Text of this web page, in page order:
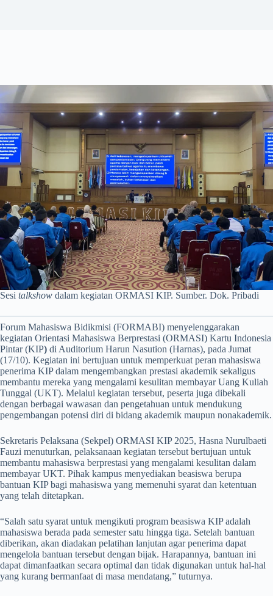
Sesi talkshow dalam kegiatan ORMASI KIP. Sumber. Dok. Pribadi
Forum Mahasiswa Bidikmisi (FORMABI) menyelenggarakan
kegiatan Orientasi Mahasiswa Berprestasi (ORMASI) Kartu Indonesia
Pintar (KIP) di Auditorium Harun Nasution (Harnas), pada Jumat
(17/10). Kegiatan ini bertujuan untuk memperkuat peran mahasiswa
penerima KIP dalam mengembangkan prestasi akademik sekaligus
membantu mereka yang mengalami kesulitan membayar Uang Kuliah
Tunggal (UKT). Melalui kegiatan tersebut, peserta juga dibekali
dengan berbagai wawasan dan pengetahuan untuk mendukung
pengembangan potensi diri di bidang akademik maupun nonakademik.
Sekretaris Pelaksana (Sekpel) ORMASI KIP 2025, Hasna Nurulbaeti
Fauzi menuturkan, pelaksanaan kegiatan tersebut bertujuan untuk
membantu mahasiswa berprestasi yang mengalami kesulitan dalam
membayar UKT. Pihak kampus menyediakan beasiswa berupa
bantuan KIP bagi mahasiswa yang memenuhi syarat dan ketentuan
yang telah ditetapkan.
“Salah satu syarat untuk mengikuti program beasiswa KIP adalah
mahasiswa berada pada semester satu hingga tiga. Setelah bantuan
diberikan, akan diadakan pelatihan lanjutan agar penerima dapat
mengelola bantuan tersebut dengan bijak. Harapannya, bantuan ini
dapat dimanfaatkan secara optimal dan tidak digunakan untuk hal-hal
yang kurang bermanfaat di masa mendatang,” tuturnya.